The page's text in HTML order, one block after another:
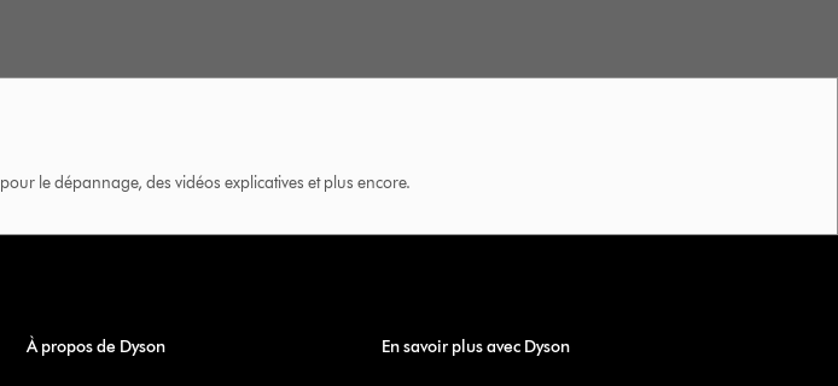
pour le dépannage, des vidéos explicatives et plus encore.
À propos de Dyson En savoir plus avec Dyson